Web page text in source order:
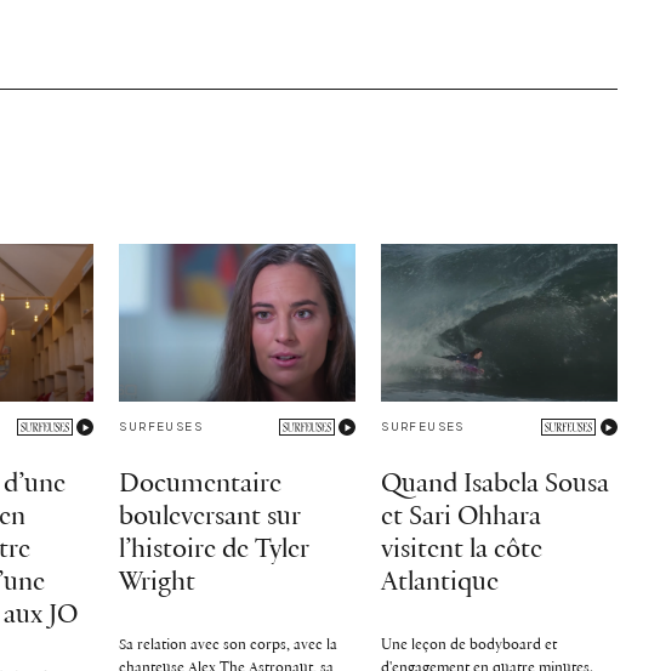
JO
SURFEUSES
Documentaire
bouleversant sur
l’histoire de Tyler
Wright
Sa relation avec son corps, avec la
SURFEUSES
Quand Isabela Sousa
et Sari Ohhara
visitent la côte
Atlantique
Une leçon de bodyboard et